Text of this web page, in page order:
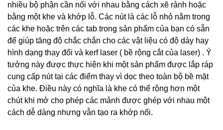
nhiều bộ phận cần nối với nhau bằng cách xẽ rảnh hoặc
bằng một khe và khớp lỗ. Các nút là các lỗ nhỏ nằm trong
các khe hoặc trên các tab trong sản phẩm của bạn có sẵn
để giúp tăng độ chắc chắn cho các vật liệu có độ dày hay
hình dạng thay đổi và kerf laser ( bề rộng cắt của laser) . Ý
tưởng này được thực hiện khi một sản phẩm được lắp ráp
cung cấp nút tại các điểm thay vì dọc theo toàn bộ bề mặt
của khe. Điều này có nghĩa là khe có thể rộng hơn một
chút khi mở cho phép các mảnh được ghép với nhau một
cách dễ dàng nhưng vẫn tạo ra khớp nối.